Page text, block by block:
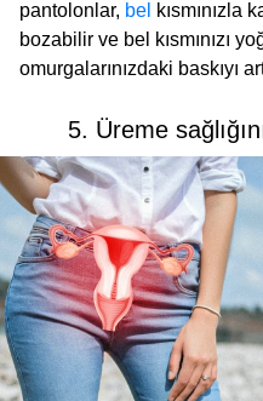
pantolonlar, bel kısmınızla
bozabilir ve bel kısmınızı
omurgalarınızdaki baskıyı
5. Üreme